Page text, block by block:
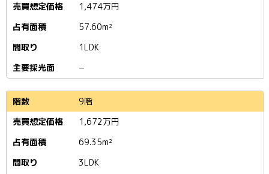
1,474万円
57.60m²
1LDK
−
9階
1,672万円
69.35m²
3LDK